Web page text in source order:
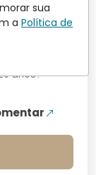
anos?
sua
a Política de